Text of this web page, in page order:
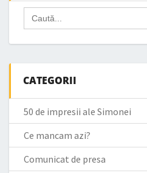
Search
for:
CATEGORII
50 de impresii ale Simonei
Ce mancam azi?
Comunicat de presa